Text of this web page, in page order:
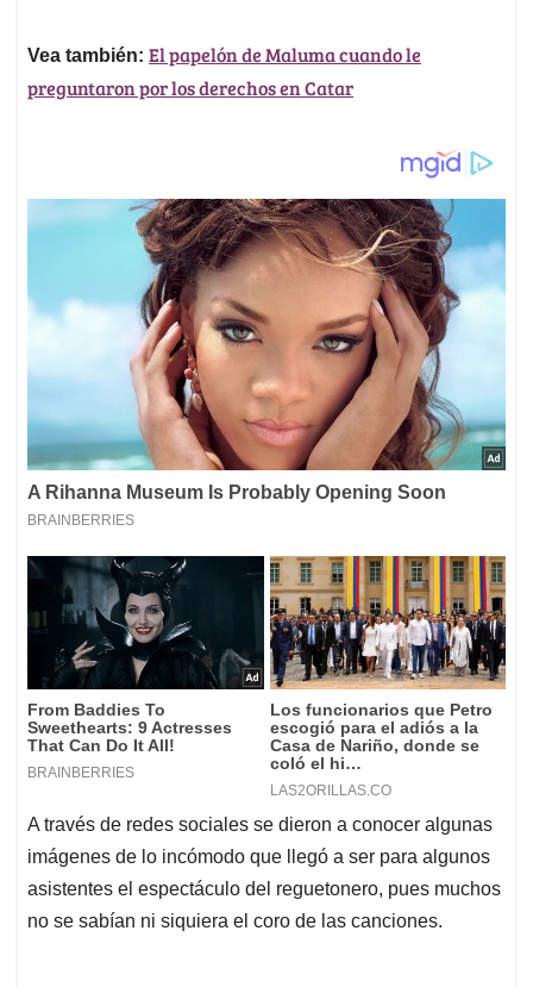
Vea también: El papelón de Maluma cuando le
preguntaron por los derechos en Catar
A través de redes sociales se dieron a conocer algunas
imágenes de lo incómodo que llegó a ser para algunos
asistentes el espectáculo del reguetonero, pues muchos
no se sabían ni siquiera el coro de las canciones.